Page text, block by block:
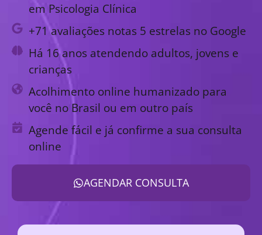
em Psicologia Clínica
+71 avaliações notas 5 estrelas no Google
Há 16 anos atendendo adultos, jovens e
crianças
Acolhimento online humanizado para
você no Brasil ou em outro país
Agende fácil e já confirme a sua consulta
online
AGENDAR CONSULTA